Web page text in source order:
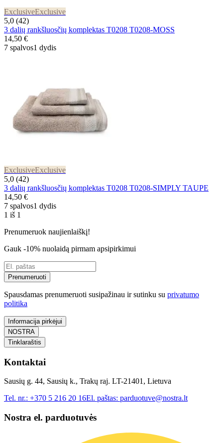
ExclusiveExclusive
5,0 (42)
3 dalių rankšluosčių komplektas T0208 T0208-MOSS
14,50 €
7 spalvos1 dydis
ExclusiveExclusive
5,0 (42)
3 dalių rankšluosčių komplektas T0208 T0208-SIMPLY TAUPE
14,50 €
7 spalvos1 dydis
1 iš 1
Prenumeruok naujienlaiškį!
Gauk -10% nuolaidą pirmam apsipirkimui
Prenumeruoti
Spausdamas prenumeruoti susipažinau ir sutinku su privatumo
politika
Informacija pirkėjui
NOSTRA
Tinklaraštis
Kontaktai
Sausių g. 44, Sausių k., Trakų raj. LT-21401, Lietuva
Tel. nr.: +370 5 216 20 16El. paštas: parduotuve@nostra.lt
Nostra el. parduotuvės